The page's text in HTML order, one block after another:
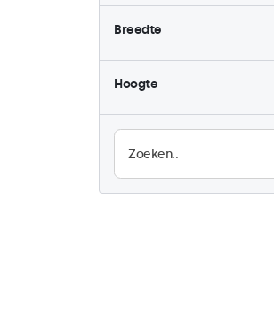
Breedte
Hoogte